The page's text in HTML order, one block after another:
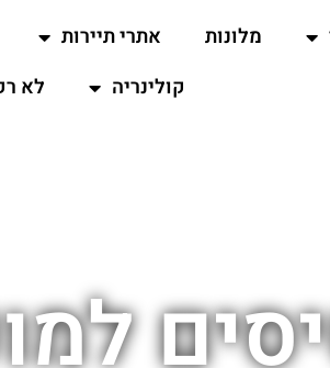
מלונות אתרי תיירות
קולינריה
לא